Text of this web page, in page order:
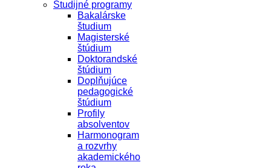
Študijné programy
Bakalárske
študium
Magisterské
štúdium
Doktorandské
štúdium
Doplňujúce
pedagogické
štúdium
Profily
absolventov
Harmonogram
a rozvrhy
akademického